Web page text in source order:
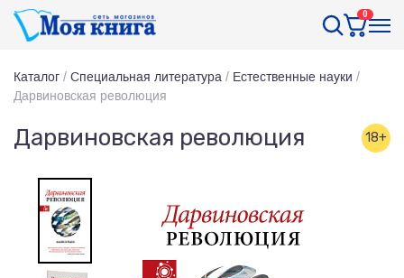
0
Каталог / Специальная литература / Естественные науки /
Дарвиновская революция
Дарвиновская революция 18+